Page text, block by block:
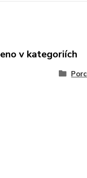
v kategoriích